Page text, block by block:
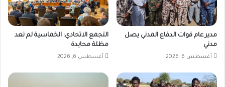
مدير عام قوات الدفاع المدني يصل
مدني
أغسطس 6, 2026
التجمع الاتحادي: الخماسية لم تعد
مظلة محايدة
أغسطس 6, 2026